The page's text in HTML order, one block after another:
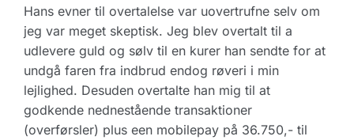
Hans evner til overtalelse var uovertrufne selv om
jeg var meget skeptisk. Jeg blev overtalt til a
udlevere guld og sølv til en kurer han sendte for at
undgå faren fra indbrud endog røveri i min
lejlighed. Desuden overtalte han mig til at
godkende nednestående transaktioner
(overførsler) plus een mobilepay på 36.750,- til